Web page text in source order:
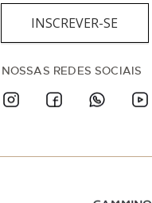
r
-
s
e
n
INSCREVER-SE
NOSSAS REDES SOCIAIS